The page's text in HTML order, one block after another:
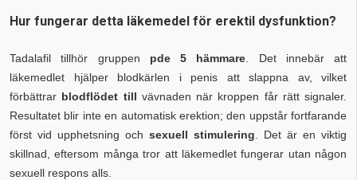
Hur fungerar detta läkemedel för erektil dysfunktion?
Tadalafil tillhör gruppen pde 5 hämmare . Det innebär att
läkemedlet hjälper blodkärlen i penis att slappna av, vilket
förbättrar blodflödet till vävnaden när kroppen får rätt signaler.
Resultatet blir inte en automatisk erektion; den uppstår fortfarande
först vid upphetsning och sexuell stimulering . Det är en viktig
skillnad, eftersom många tror att läkemedlet fungerar utan någon
sexuell respons alls.